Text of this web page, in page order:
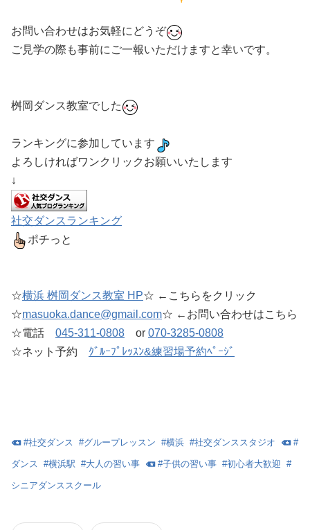
お問い合わせはお気軽にどうぞ
ご見学の際も事前にご一報いただけますと幸いです。
桝岡ダンス教室でした
ランキングに参加しています
よろしければワンクリックお願いいたします
↓
社交ダンスランキング
ポチっと
☆横浜 桝岡ダンス教室 HP☆ ←こちらをクリック
☆masuoka.dance@gmail.com☆ ←お問い合わせはこちら
☆電話 045-311-0808 or 070-3285-0808
☆ネット予約 ｸﾞﾙｰﾌﾟﾚｯｽﾝ&練習場予約ﾍﾟｰｼﾞ
#社交ダンス #グループレッスン #横浜 #社交ダンススタジオ #
ダンス #横浜駅 #大人の習い事 #子供の習い事 #初心者大歓迎 #
シニアダンススクール